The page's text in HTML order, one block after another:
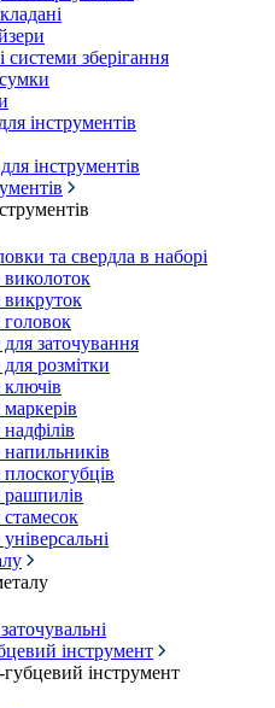
системи зберігання
інструментів
інструментів
та свердла в наборі
заточування
розмітки
інструмент
інструмент